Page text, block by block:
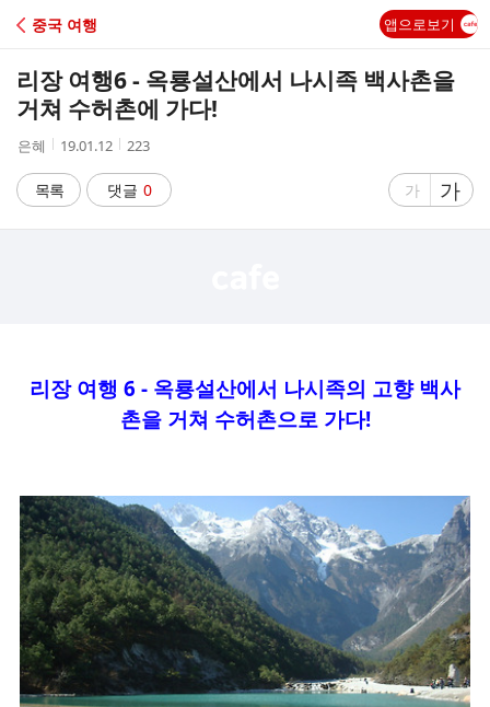
C
A
중국 여행 앱으로보기
리장 여행6 - 옥룡설산에서 나시족 백사촌을
거쳐 수허촌에 가다!
작
자
은혜
작
시
간
19.01.12
조
수
223
목록 댓글 0
글
가
글
자
가
리장 여행 6 - 옥룡설산에서 나시족의 고향 백사
촌을 거쳐 수허촌으로 가다!